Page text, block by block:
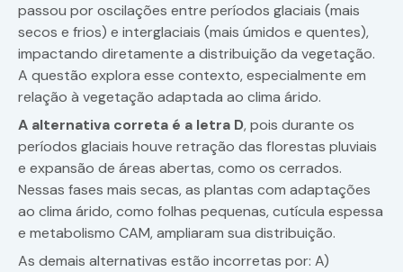
passou por oscilações entre períodos glaciais (mais
secos e frios) e interglaciais (mais úmidos e quentes),
impactando diretamente a distribuição da vegetação.
A questão explora esse contexto, especialmente em
relação à vegetação adaptada ao clima árido.
A alternativa correta é a letra D, pois durante os
períodos glaciais houve retração das florestas pluviais
e expansão de áreas abertas, como os cerrados.
Nessas fases mais secas, as plantas com adaptações
ao clima árido, como folhas pequenas, cutícula espessa
e metabolismo CAM, ampliaram sua distribuição.
As demais alternativas estão incorretas por: A)